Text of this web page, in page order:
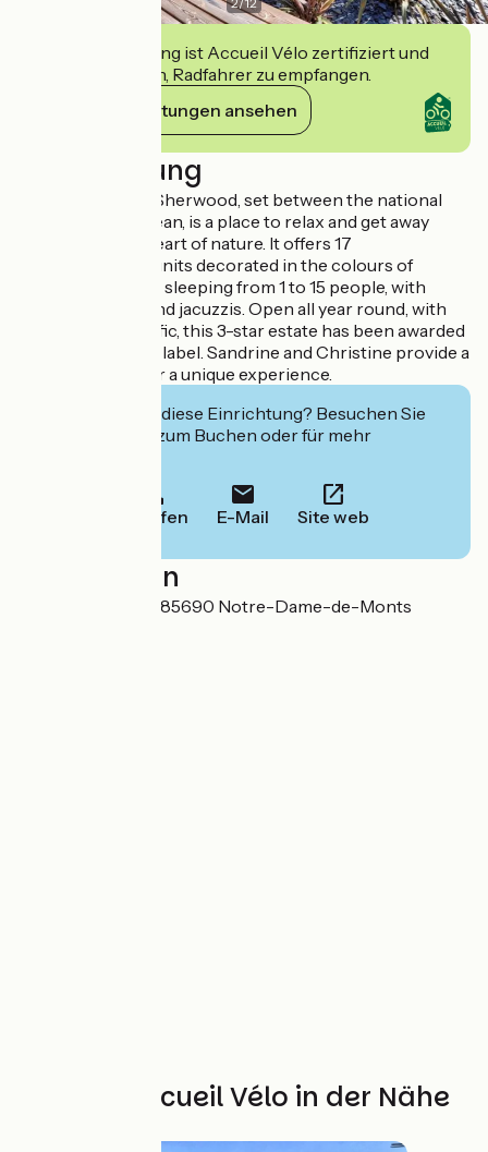
Diese Einrichtung ist Accueil Vélo zertifiziert und
verpflichtet sich, Radfahrer zu empfangen.
Ihre Verpflichtungen ansehen
Beschreibung
The Domaine Le Sherwood, set between the national
forest and the ocean, is a place to relax and get away
from it all in the heart of nature. It offers 17
accommodation units decorated in the colours of
various countries, sleeping from 1 to 15 people, with
private gardens and jacuzzis. Open all year round, with
no motorised traffic, this 3-star estate has been awarded
the "Accueil Vélo" label. Sandrine and Christine provide a
warm welcome for a unique experience.
Interessiert Sie diese Einrichtung? Besuchen Sie
deren Website zum Buchen oder für mehr
Anrufen E-Mail Site web
Localisation
78, rue de la Braie 85690 Notre-Dame-de-Monts
Weitere Accueil Vélo in der Nähe